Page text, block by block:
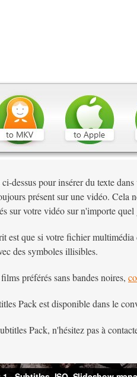
dessus pour insérer du texte
présent sur une vidéo.
sur votre vidéo sur n'importe quel
est que si votre fichier
des symboles illisibles.
préférés sans bandes noires,
Pack est disponible dans le
Pack, n'hésitez pas à